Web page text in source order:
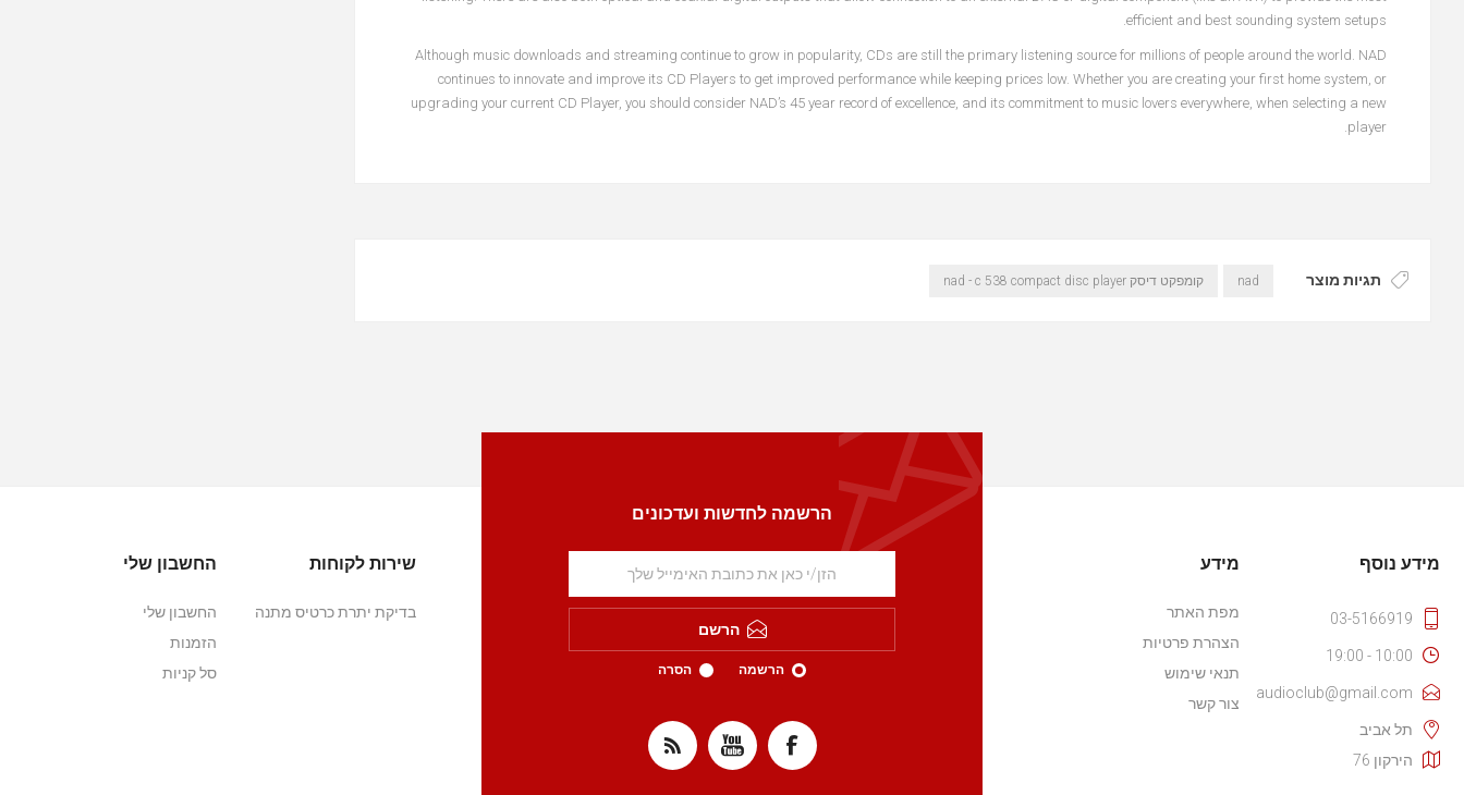
efficient and best sounding system setups.
Although music downloads and streaming continue to grow in popularity, CDs are still the primary listening source for millions of people around the world. NAD
continues to innovate and improve its CD Players to get improved performance while keeping prices low. Whether you are creating your first home system, or
upgrading your current CD Player, you should consider NAD’s 45 year record of excellence, and its commitment to music lovers everywhere, when selecting a new
player.
תגיות מוצר nad קומפקט דיסק nad - c 538 compact disc player
הרשמה לחדשות ועדכונים
הרשם
הרשמה הסרה
מידע נוסף
03-5166919
10:00 - 19:00
audioclub@gmail.com
תל אביב
הירקון 76
מידע
מפת האתר
הצהרת פרטיות
תנאי שימוש
צור קשר
שירות לקוחות
בדיקת יתרת כרטיס מתנה
החשבון שלי
החשבון שלי
הזמנות
סל קניות